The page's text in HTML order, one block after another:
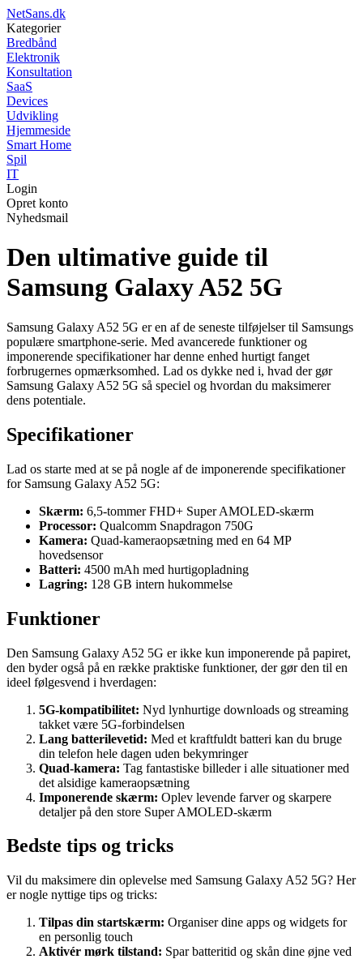
NetSans.dk
Kategorier
Bredbånd
Elektronik
Konsultation
SaaS
Devices
Udvikling
Hjemmeside
Smart Home
Spil
IT
Login
Opret konto
Nyhedsmail
Den ultimative guide til
Samsung Galaxy A52 5G
Samsung Galaxy A52 5G er en af de seneste tilføjelser til Samsungs
populære smartphone-serie. Med avancerede funktioner og
imponerende specifikationer har denne enhed hurtigt fanget
forbrugernes opmærksomhed. Lad os dykke ned i, hvad der gør
Samsung Galaxy A52 5G så speciel og hvordan du maksimerer
dens potentiale.
Specifikationer
Lad os starte med at se på nogle af de imponerende specifikationer
for Samsung Galaxy A52 5G:
Skærm: 6,5-tommer FHD+ Super AMOLED-skærm
Processor: Qualcomm Snapdragon 750G
Kamera: Quad-kameraopsætning med en 64 MP
hovedsensor
Batteri: 4500 mAh med hurtigopladning
Lagring: 128 GB intern hukommelse
Funktioner
Den Samsung Galaxy A52 5G er ikke kun imponerende på papiret,
den byder også på en række praktiske funktioner, der gør den til en
ideel følgesvend i hverdagen:
5G-kompatibilitet: Nyd lynhurtige downloads og streaming
takket være 5G-forbindelsen
Lang batterilevetid: Med et kraftfuldt batteri kan du bruge
din telefon hele dagen uden bekymringer
Quad-kamera: Tag fantastiske billeder i alle situationer med
det alsidige kameraopsætning
Imponerende skærm: Oplev levende farver og skarpere
detaljer på den store Super AMOLED-skærm
Bedste tips og tricks
Vil du maksimere din oplevelse med Samsung Galaxy A52 5G? Her
er nogle nyttige tips og tricks:
Tilpas din startskærm: Organiser dine apps og widgets for
en personlig touch
Aktivér mørk tilstand: Spar batteritid og skån dine øjne ved